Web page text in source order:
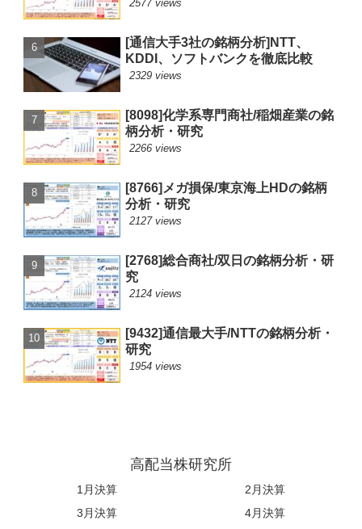
2577 views
[通信大手3社の銘柄分析]NTT、
KDDI、ソフトバンクを徹底比較
2329 views
[8098]化学系専門商社/稲畑産業の銘
柄分析・研究
2266 views
[8766]メガ損保/東京海上HDの銘柄
分析・研究
2127 views
[2768]総合商社/双日の銘柄分析・研
究
2124 views
[9432]通信最大手/NTTの銘柄分析・
研究
1954 views
高配当株研究所
1月決算
2月決算
3月決算
4月決算